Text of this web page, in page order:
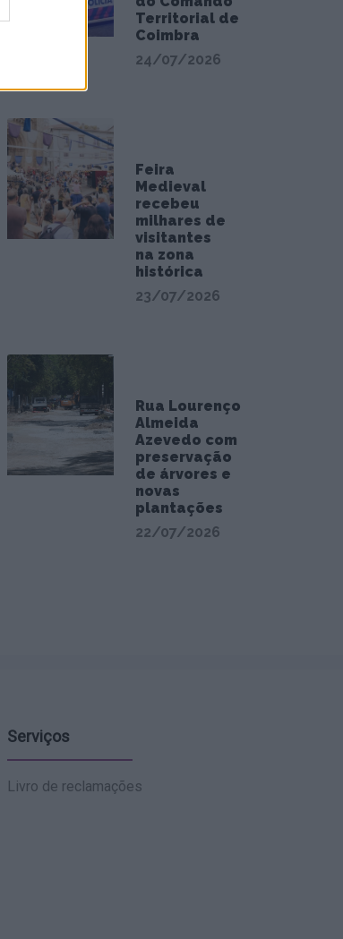
Territorial de
Coimbra
24/07/2026
Feira
Medieval
recebeu
milhares de
visitantes
na zona
histórica
23/07/2026
Rua Lourenço
Almeida
Azevedo com
preservação
de árvores e
novas
plantações
22/07/2026
Serviços
Livro de reclamações